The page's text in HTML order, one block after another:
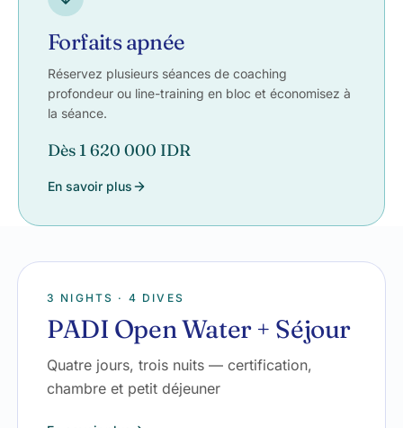
Forfaits apnée
Réservez plusieurs séances de coaching
profondeur ou line-training en bloc et économisez à
la séance.
Dès 1 620 000 IDR
En savoir plus
3 NIGHTS · 4 DIVES
PADI Open Water + Séjour
Quatre jours, trois nuits — certification,
chambre et petit déjeuner